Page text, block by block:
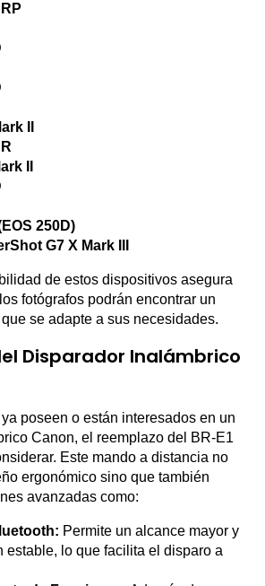
II
II
250D)
G7 X Mark III
de estos dispositivos asegura
fotógrafos podrán encontrar un
se adapte a sus necesidades.
Disparador Inalámbrico
poseen o están interesados en un
Canon, el reemplazo del BR-E1
Este mando a distancia no
ergonómico sino que también
avanzadas como:
Permite un alcance mayor y
estable, lo que facilita el disparo a